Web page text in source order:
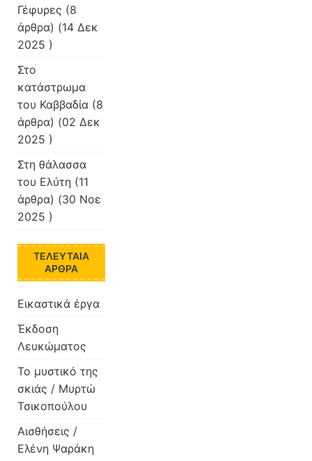
Γέφυρες (8
άρθρα) (14 Δεκ
2025 )
Στο
κατάστρωμα
του Καββαδία (8
άρθρα) (02 Δεκ
2025 )
Στη θάλασσα
του Ελύτη (11
άρθρα) (30 Νοε
2025 )
ΤΕΛΕΥΤΑΊΑ
ΆΡΘΡΑ
Εικαστικά έργα
Έκδοση
Λευκώματος
Το μυστικό της
σκιάς / Μυρτώ
Τσικοπούλου
Αισθήσεις /
Ελένη Ψαράκη